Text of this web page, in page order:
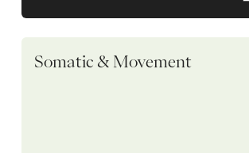
Somatic & Movement